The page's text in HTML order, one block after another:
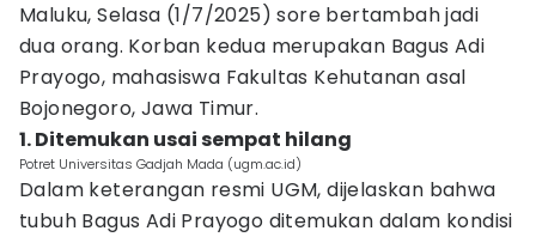
Maluku, Selasa (1/7/2025) sore bertambah jadi
dua orang. Korban kedua merupakan Bagus Adi
Prayogo, mahasiswa Fakultas Kehutanan asal
Bojonegoro, Jawa Timur.
1. Ditemukan usai sempat hilang
Potret Universitas Gadjah Mada (ugm.ac.id)
Dalam keterangan resmi UGM, dijelaskan bahwa
tubuh Bagus Adi Prayogo ditemukan dalam kondisi